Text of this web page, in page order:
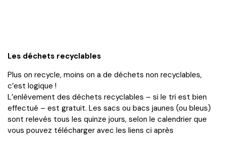
Les déchets recyclables
Plus on recycle, moins on a de déchets non recyclables,
c’est logique !
L’enlèvement des déchets recyclables – si le tri est bien
effectué – est gratuit. Les sacs ou bacs jaunes (ou bleus)
sont relevés tous les quinze jours, selon le calendrier que
vous pouvez télécharger avec les liens ci après